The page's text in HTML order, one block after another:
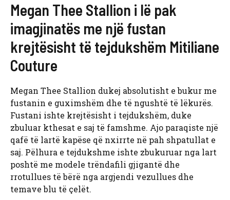
Megan Thee Stallion i lë pak
imagjinatës me një fustan
krejtësisht të tejdukshëm Mitiliane
Couture
Megan Thee Stallion dukej absolutisht e bukur me
fustanin e guximshëm dhe të ngushtë të lëkurës.
Fustani ishte krejtësisht i tejdukshëm, duke
zbuluar kthesat e saj të famshme. Ajo paraqiste një
qafë të lartë kapëse që nxirrte në pah shpatullat e
saj. Pëlhura e tejdukshme ishte zbukuruar nga lart
poshtë me modele trëndafili gjigantë dhe
rrotullues të bërë nga argjendi vezullues dhe
temave blu të çelët.